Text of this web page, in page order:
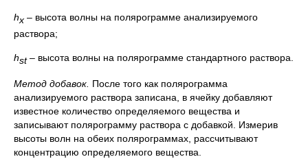
hx – высота волны на полярограмме анализируемого
раствора;
hst – высота волны на полярограмме стандартного раствора.
Метод добавок. После того как полярограмма
анализируемого раствора записана, в ячейку добавляют
известное количество определяемого вещества и
записывают полярограмму раствора с добавкой. Измерив
высоты волн на обеих полярограммах, рассчитывают
концентрацию определяемого вещества.